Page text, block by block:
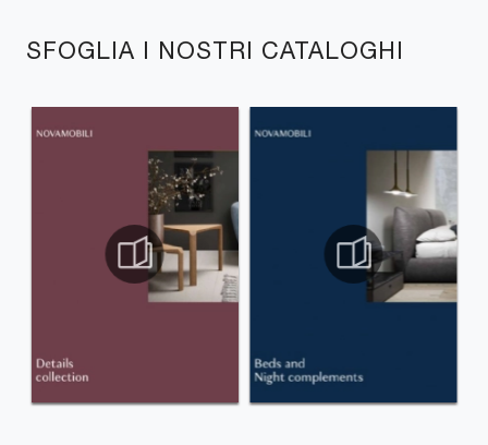
SFOGLIA I NOSTRI CATALOGHI